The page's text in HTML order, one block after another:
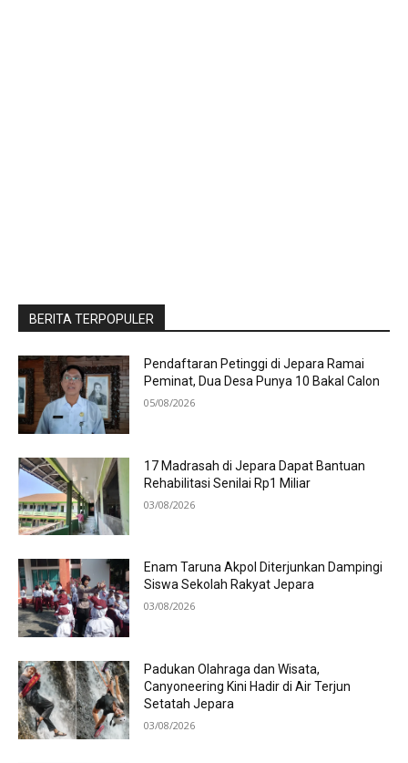
BERITA TERPOPULER
Pendaftaran Petinggi di Jepara Ramai
Peminat, Dua Desa Punya 10 Bakal Calon
05/08/2026
17 Madrasah di Jepara Dapat Bantuan
Rehabilitasi Senilai Rp1 Miliar
03/08/2026
Enam Taruna Akpol Diterjunkan Dampingi
Siswa Sekolah Rakyat Jepara
03/08/2026
Padukan Olahraga dan Wisata,
Canyoneering Kini Hadir di Air Terjun
Setatah Jepara
03/08/2026